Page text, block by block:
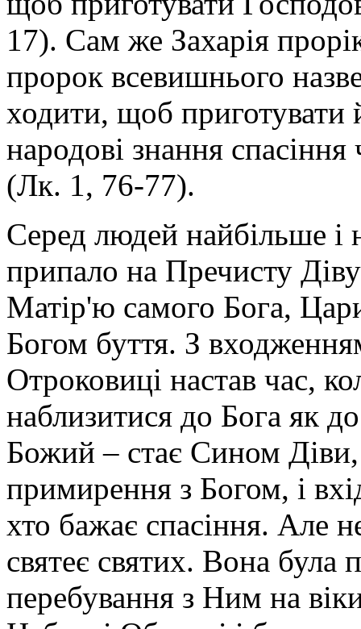
17). Сам же Захарія
пророк всевишнього
ходити, щоб приготувати
народові знання спасіння
(Лк. 1, 76-77).
Серед людей найбільше і
припало на Пречисту
Матір'ю самого Бога,
Богом буття. З
Отроковиці настав час,
наблизитися до Бога як
Божий – стає Сином Діви,
примирення з Богом, і
хто бажає спасіння. Але
святеє святих. Вона була
перебування з Ним на